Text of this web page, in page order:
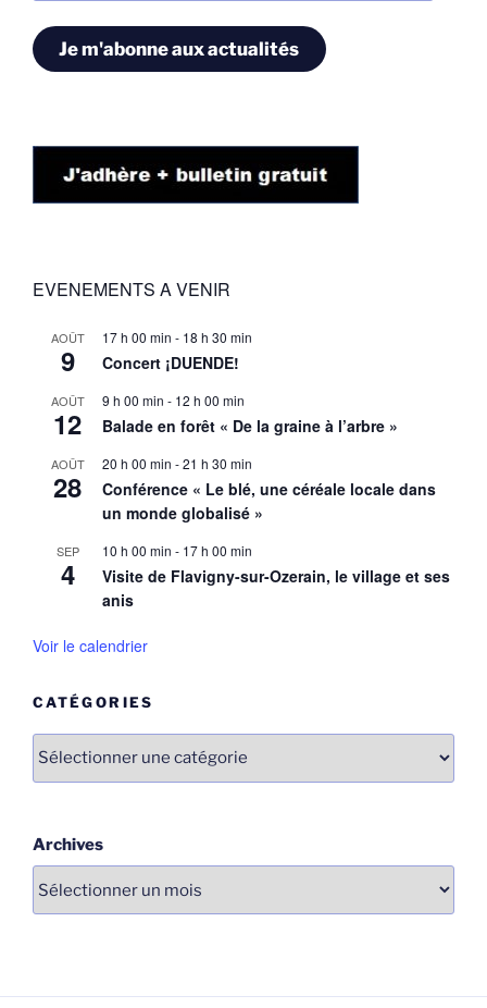
Je m'abonne aux actualités
EVENEMENTS A VENIR
AOÛT
9
17 h 00 min - 18 h 30 min
Concert ¡DUENDE!
AOÛT
12
9 h 00 min - 12 h 00 min
Balade en forêt « De la graine à l’arbre »
AOÛT
28
20 h 00 min -21 h 30 min
Conférence « Le blé, une céréale locale dans
un monde globalisé »
SEP
4
10 h 00 min - 17 h 00 min
Visite de Flavigny-sur-Ozerain, le village et ses
anis
Voir le calendrier
CATÉGORIES
Catégories
Archives